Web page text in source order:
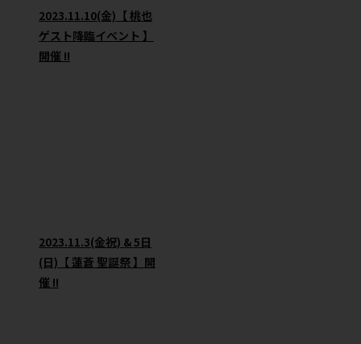
2023.11.10(金)【 桃也
ゲスト降臨イベント 】
開催 !!
2023.11.3(金祝) & 5日
(日)【 蓮蒼 聖誕祭 】開
催 !!